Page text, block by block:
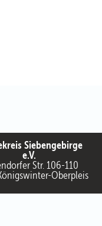
Siebengebirge
e.V.
Str. 106-110
Oberpleis